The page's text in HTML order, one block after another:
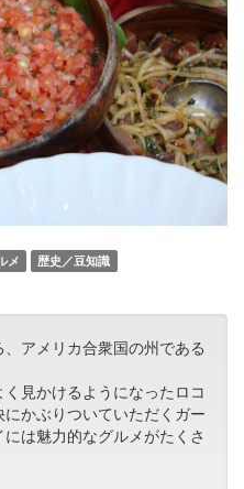
メ 歴史／豆知識
アメリカ合衆国の州である
見かけるようになったロコ
かぶりついていただくガー
は魅力的なグルメがたくさ